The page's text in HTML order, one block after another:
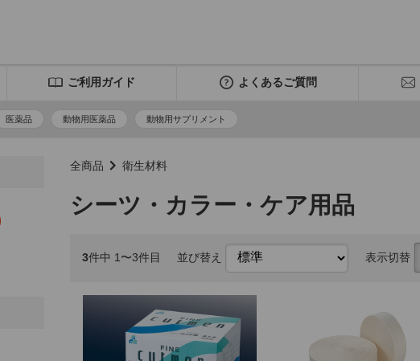
ご利用ガイド よくあるご質問
医薬品 動物用医薬品 動物用サプリメント
全商品 衛生材料
シーツ・カラー・ケア用品
3件中 1〜3件目 並び替え 表示切替